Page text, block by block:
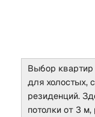
Выбор
для холостых,
резиденций.
потолки от 3